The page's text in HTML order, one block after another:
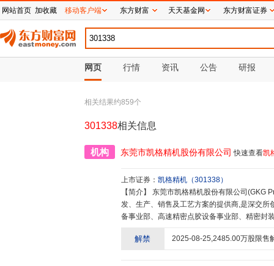
网页 行情 资讯 公告 研报
相关结果约859个
301338相关信息
机构 东莞市凯格精机股份有限公司 快速查看凯
上市证券： 凯格精机 （301338）
【简介】
发、生产、销售及工艺方案的提供商,是深交
备事业部、高速精密点胶设备事业部、精密封
项冠军"企业、首批国家"专精特新"重点小巨人
解禁 2025-08-25,2485.00万股限售
网站首页 加收藏 移动客户端 东方财富 天天基金网 东方财富证券